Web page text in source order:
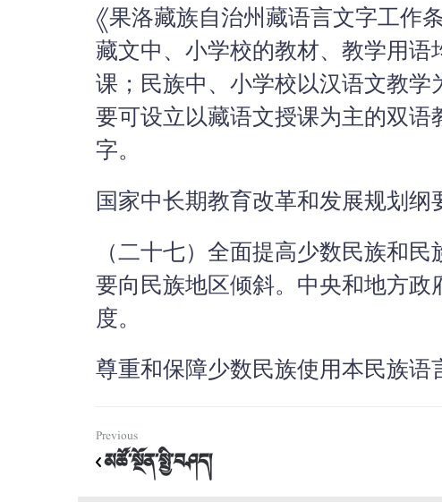
《果洛藏族自治州藏语言文字工作
藏文中、小学校的教材、教学用
课；民族中、小学校以汉语文教
要可设立以藏语文授课为主的双
字。
国家中长期教育改革和发展规划纲
（二十七）全面提高少数民族和
要向民族地区倾斜。中央和地方
度。
尊重和保障少数民族使用本民族语
Previous
མཚོ་སྔོན་སྤྱི་བཤད།